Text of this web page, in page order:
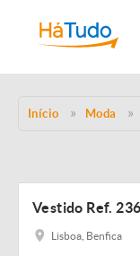
Início Moda
Vestido Ref.
Lisboa, Benfica